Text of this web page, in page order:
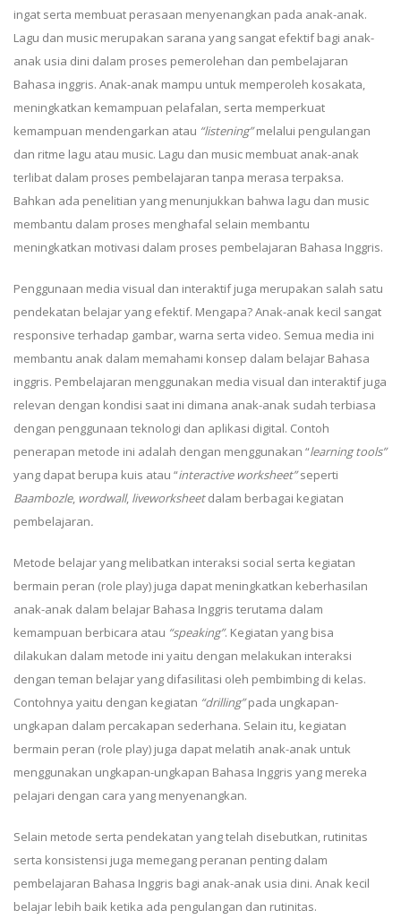
ingat serta membuat perasaan menyenangkan pada anak-anak.
Lagu dan music merupakan sarana yang sangat efektif bagi anak-
anak usia dini dalam proses pemerolehan dan pembelajaran
Bahasa inggris. Anak-anak mampu untuk memperoleh kosakata,
meningkatkan kemampuan pelafalan, serta memperkuat
kemampuan mendengarkan atau “listening”melalui pengulangan
dan ritme lagu atau music. Lagu dan music membuat anak-anak
terlibat dalam proses pembelajaran tanpa merasa terpaksa.
Bahkan ada penelitian yang menunjukkan bahwa lagu dan music
membantu dalam proses menghafal selain membantu
meningkatkan motivasi dalam proses pembelajaran Bahasa Inggris.
Penggunaan media visual dan interaktif juga merupakan salah satu
pendekatan belajar yang efektif. Mengapa? Anak-anak kecil sangat
responsive terhadap gambar, warna serta video. Semua media ini
membantu anak dalam memahami konsep dalam belajar Bahasa
inggris. Pembelajaran menggunakan media visual dan interaktif juga
relevan dengan kondisi saat ini dimana anak-anak sudah terbiasa
dengan penggunaan teknologi dan aplikasi digital. Contoh
penerapan metode ini adalah dengan menggunakan “learning tools”
yang dapat berupa kuis atau “interactive worksheet”seperti
Baambozle, wordwall, liveworksheetdalam berbagai kegiatan
pembelajaran.
Metode belajar yang melibatkan interaksi social serta kegiatan
bermain peran (role play) juga dapat meningkatkan keberhasilan
anak-anak dalam belajar Bahasa Inggris terutama dalam
kemampuan berbicara atau “speaking”. Kegiatan yang bisa
dilakukan dalam metode ini yaitu dengan melakukan interaksi
dengan teman belajar yang difasilitasi oleh pembimbing di kelas.
Contohnya yaitu dengan kegiatan “drilling”pada ungkapan-
ungkapan dalam percakapan sederhana. Selain itu, kegiatan
bermain peran (role play) juga dapat melatih anak-anak untuk
menggunakan ungkapan-ungkapan Bahasa Inggris yang mereka
pelajari dengan cara yang menyenangkan.
Selain metode serta pendekatan yang telah disebutkan, rutinitas
serta konsistensi juga memegang peranan penting dalam
pembelajaran Bahasa Inggris bagi anak-anak usia dini. Anak kecil
belajar lebih baik ketika ada pengulangan dan rutinitas.